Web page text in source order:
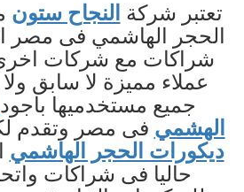
تعتبر شركة النجاح ستون
الحجر الهاشمي فى مصر
شراكات مع شركات
عملاء مميزة لا سابق ولا
جميع مستخدميها باجود
الهشمي فى مصر وتقدم
ديكورات الحجر الهاشمي
حاليا فى شراكات